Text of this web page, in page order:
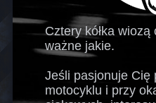
Cztery kółka wiozą
ważne jakie.
Jeśli pasjonuje Cię
motocyklu i przy